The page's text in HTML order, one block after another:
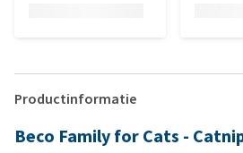
Productinformatie
Beco Family for Cats -